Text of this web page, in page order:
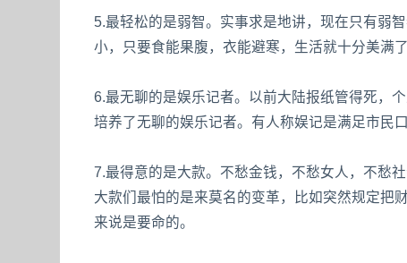
5.最轻松的是弱智。实事求是地讲，现在只有弱
小，只要食能果腹，衣能避寒，生活就十分美满
6.最无聊的是娱乐记者。以前大陆报纸管得死，
培养了无聊的娱乐记者。有人称娱记是满足市民
7.最得意的是大款。不愁金钱，不愁女人，不愁
大款们最怕的是来莫名的变革，比如突然规定把
来说是要命的。